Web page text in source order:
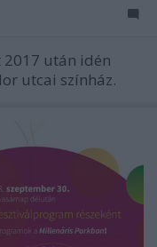
után idén
utcai színház.